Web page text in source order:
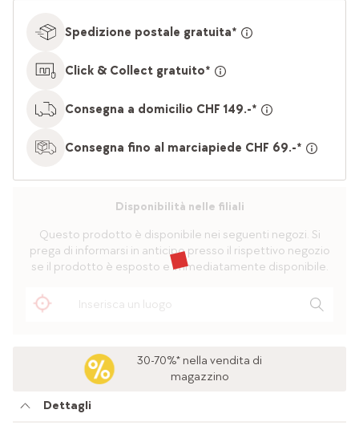
Spedizione postale gratuita*
Click & Collect gratuito*
Consegna a domicilio CHF 149.-*
Consegna fino al marciapiede CHF 69.-*
Disponibilità nelle filiali
Questo prodotto è disponibile nei seguenti negozi. Si
prega di informarsi in anticipo presso il rispettivo negozio
se il prodotto è esposto e immediatamente disponibile.
30-70%* nella vendita di
magazzino
Dettagli